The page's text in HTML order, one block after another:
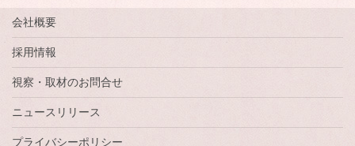
会社概要
採用情報
視察・取材のお問合せ
ニュースリリース
プライバシーポリシー